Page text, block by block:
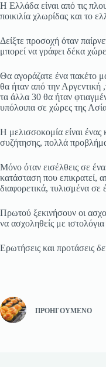
Η Ελλάδα είναι από τις
ποικιλία χλωρίδας και το
Δείξτε προσοχή όταν
μπορεί να γράφει δέκα
Θα αγοράζατε ένα πακέτο
θα ήταν από την
τα άλλα 30 θα ήταν
υπόλοιπα σε χώρες της
Η μελισσοκομία είναι
συζήτησης, πολλά
Μόνο όταν εισέλθεις σε
κατάσταση που επικρατεί,
διαφορετικά, τυλισμένα
Πρωτού ξεκινήσουν οι
να ασχοληθείς με
Ερωτήσεις και προτάσεις
ΠΡΟΗΓΟΎΜΕΝΟ